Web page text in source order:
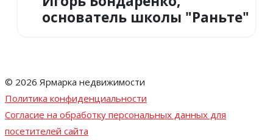
основатель школы "Раньте"
© 2026 Ярмарка недвижимости
Политика конфиденциальности
Согласие на обработку персональных данных для
посетителей сайта